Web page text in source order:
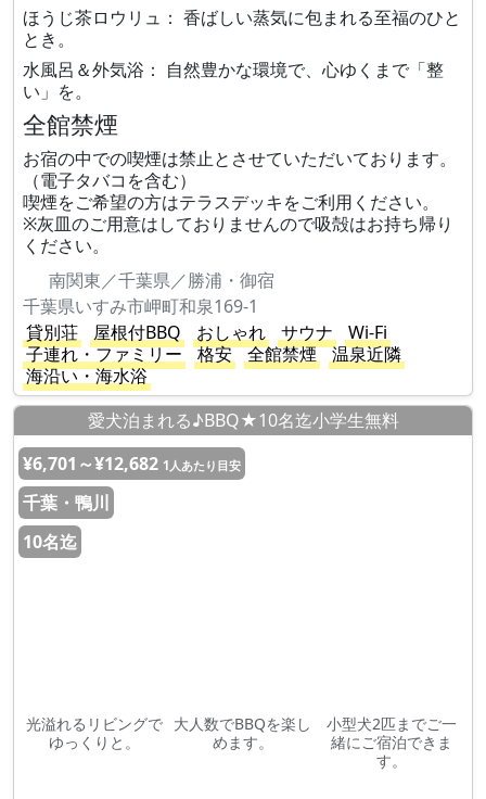
ほうじ茶ロウリュ： 香ばしい蒸気に包まれる至福のひと
とき。
水風呂＆外気浴： 自然豊かな環境で、心ゆくまで「整
い」を。
全館禁煙
お宿の中での喫煙は禁止とさせていただいております。
（電子タバコを含む）
喫煙をご希望の方はテラスデッキをご利用ください。
※灰皿のご用意はしておりませんので吸殻はお持ち帰り
ください。
南関東／千葉県／勝浦・御宿
千葉県いすみ市岬町和泉169-1
貸別荘
屋根付BBQ おしゃれ サウナ
Wi-Fi
子連れ・ファミリー
格安 全館禁煙
温泉近隣
海沿い・海水浴
愛犬泊まれる♪BBQ★10名迄小学生無料
¥6,701～¥12,682 1人あたり目安
千葉・鴨川
10名迄
光溢れるリビングで
ゆっくりと。
大人数でBBQを楽し
めます。
小型犬2匹までご一
緒にご宿泊できま
す。